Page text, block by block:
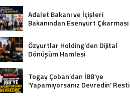
Adalet Bakanı ve İçişleri
Bakanından Esenyurt Çıkarması
Özyurtlar Holding’den Dijital
Dönüşüm Hamlesi
Togay Çoban’dan İBB’ye
‘Yapamıyorsanız Devredin’ Resti